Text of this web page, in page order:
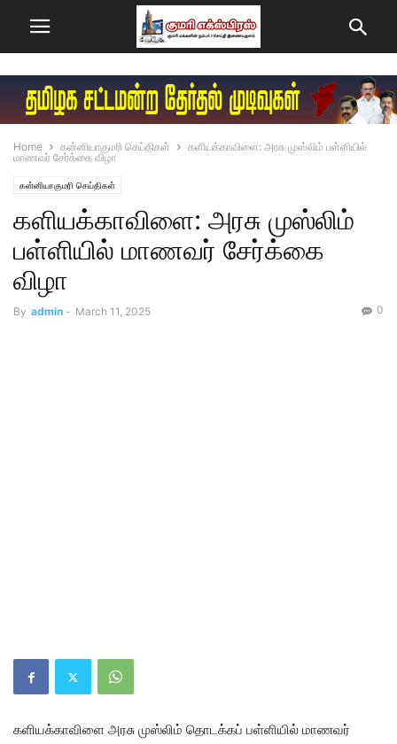
Home கன்னியாகுமரி செய்திகள்
களியக்காவிளை: அரசு முஸ்லிம் பள்ளியில்
மாணவர் சேர்க்கை விழா
கன்னியாகுமரி செய்திகள்
களியக்காவிளை: அரசு முஸ்லிம்
பள்ளியில் மாணவர் சேர்க்கை
விழா
By admin - March 11, 2025 0
களியக்காவிளை அரசு முஸ்லிம் தொடக்கப் பள்ளியில் மாணவர்